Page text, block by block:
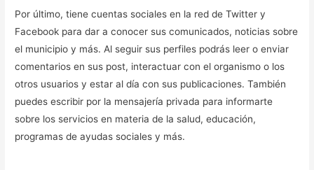
Por último, tiene cuentas sociales en la red de Twitter y
Facebook para dar a conocer sus comunicados, noticias sobre
el municipio y más. Al seguir sus perfiles podrás leer o enviar
comentarios en sus post, interactuar con el organismo o los
otros usuarios y estar al día con sus publicaciones. También
puedes escribir por la mensajería privada para informarte
sobre los servicios en materia de la salud, educación,
programas de ayudas sociales y más.